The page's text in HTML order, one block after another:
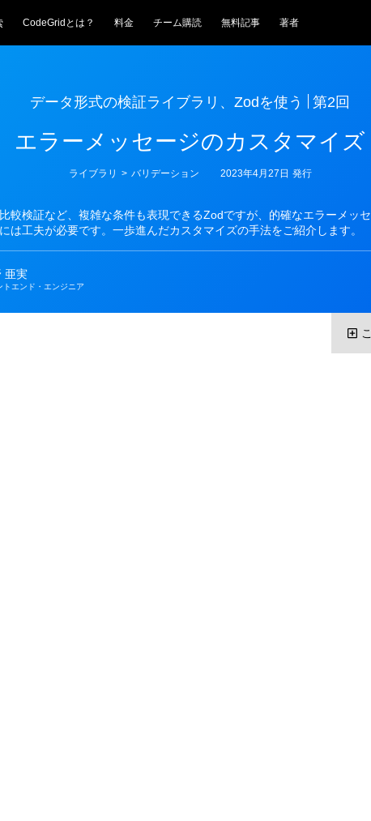
CodeGridとは？ 料金 チーム購読 無料記事 著者
データ形式の検証ライブラリ、Zodを使う 第2回
エラーメッセージのカスタマイズ
較検証など、複雑な条件も表現できるZodですが、的確なエラーメッ
は工夫が必要です。一歩進んだカスタマイズの手法をご紹介します。
カ
ー
ライブラリ > バリデーション 2023年4月27日 発行
亜実
トエンド・エンジニア